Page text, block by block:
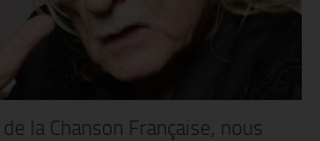
la Chanson Française, nous